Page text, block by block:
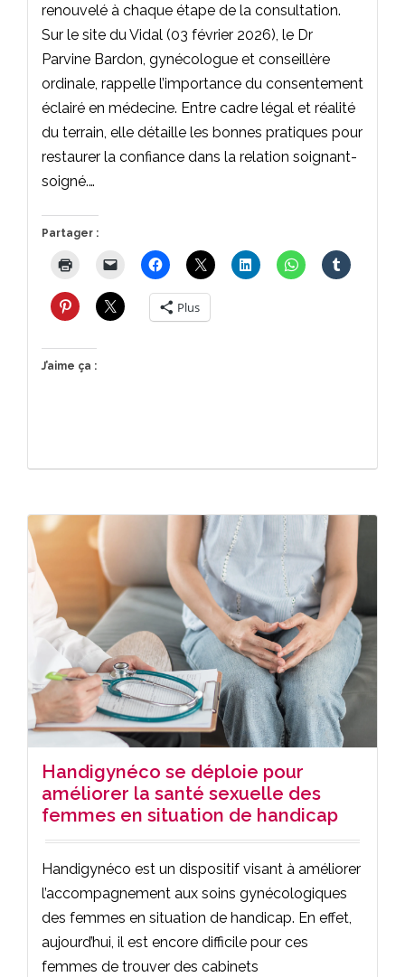
renouvelé à chaque étape de la consultation.
Sur le site du Vidal (03 février 2026), le Dr
Parvine Bardon, gynécologue et conseillère
ordinale, rappelle l’importance du consentement
éclairé en médecine. Entre cadre légal et réalité
du terrain, elle détaille les bonnes pratiques pour
restaurer la confiance dans la relation soignant-
soigné.…
Partager :
Plus
J’aime ça :
Handigynéco se déploie pour
améliorer la santé sexuelle des
femmes en situation de handicap
Handigynéco est un dispositif visant à améliorer
l’accompagnement aux soins gynécologiques
des femmes en situation de handicap. En effet,
aujourd’hui, il est encore difficile pour ces
femmes de trouver des cabinets